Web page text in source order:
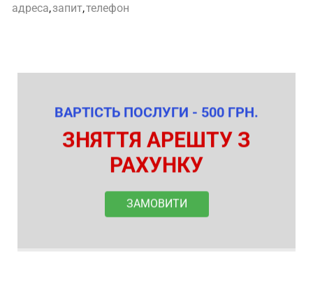
адреса,запит,телефон
ВАРТІСТЬ ПОСЛУГИ - 500 ГРН.
ЗНЯТТЯ АРЕШТУ З
РАХУНКУ
ЗАМОВИТИ